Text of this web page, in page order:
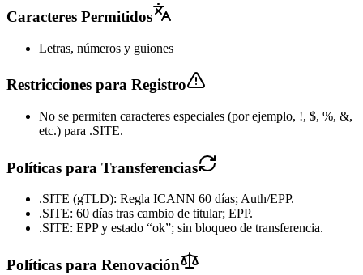
Caracteres Permitidos
Letras, números y guiones
Restricciones para Registro
No se permiten caracteres especiales (por ejemplo, !, $, %, &,
etc.) para .SITE.
Políticas para Transferencias
.SITE (gTLD): Regla ICANN 60 días; Auth/EPP.
.SITE: 60 días tras cambio de titular; EPP.
.SITE: EPP y estado “ok”; sin bloqueo de transferencia.
Políticas para Renovación